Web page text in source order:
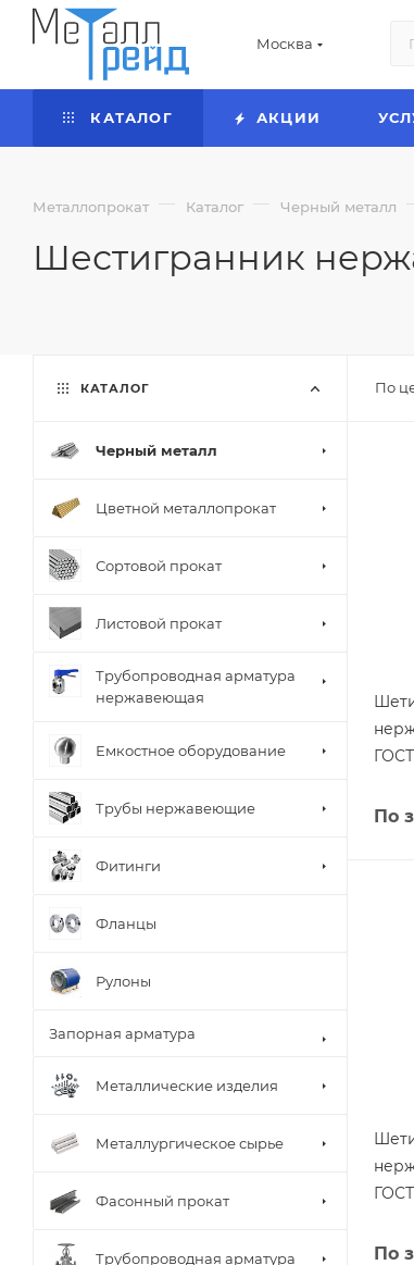
Москва
КАТАЛОГ АКЦИИ
Металлопрокат — Каталог — Черный металл
Шестигранник
По
По
По
КАТАЛОГ
Черный металл
Цветной металлопрокат
Сортовой прокат
Листовой прокат
Трубопроводная арматура
нержавеющая
Емкостное оборудование
Трубы нержавеющие
Фитинги
Фланцы
Рулоны
Запорная арматура
Металлические изделия
Металлургическое сырье
Фасонный прокат
Трубопроводная арматура